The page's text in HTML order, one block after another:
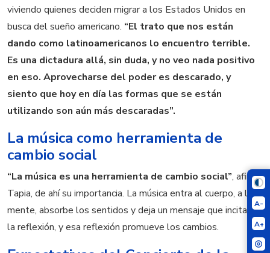
A-
A+
viviendo quienes deciden migrar a los Estados Unidos en
busca del sueño americano. “El trato que nos están
dando como latinoamericanos lo encuentro terrible.
Es una dictadura allá, sin duda, y no veo nada positivo
en eso. Aprovecharse del poder es descarado, y
siento que hoy en día las formas que se están
utilizando son aún más descaradas”.
La música como herramienta de
cambio social
“La música es una herramienta de cambio social”, afirma
Tapia, de ahí su importancia. La música entra al cuerpo, a la
mente, absorbe los sentidos y deja un mensaje que incita a
la reflexión, y esa reflexión promueve los cambios.